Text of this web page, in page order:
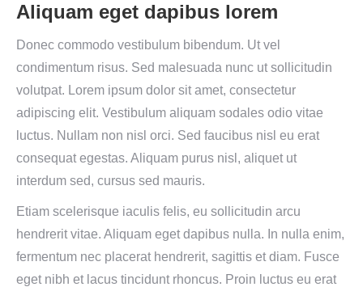
Aliquam eget dapibus lorem
Donec commodo vestibulum bibendum. Ut vel
condimentum risus. Sed malesuada nunc ut sollicitudin
volutpat. Lorem ipsum dolor sit amet, consectetur
adipiscing elit. Vestibulum aliquam sodales odio vitae
luctus. Nullam non nisl orci. Sed faucibus nisl eu erat
consequat egestas. Aliquam purus nisl, aliquet ut
interdum sed, cursus sed mauris.
Etiam scelerisque iaculis felis, eu sollicitudin arcu
hendrerit vitae. Aliquam eget dapibus nulla. In nulla enim,
fermentum nec placerat hendrerit, sagittis et diam. Fusce
eget nibh et lacus tincidunt rhoncus. Proin luctus eu erat